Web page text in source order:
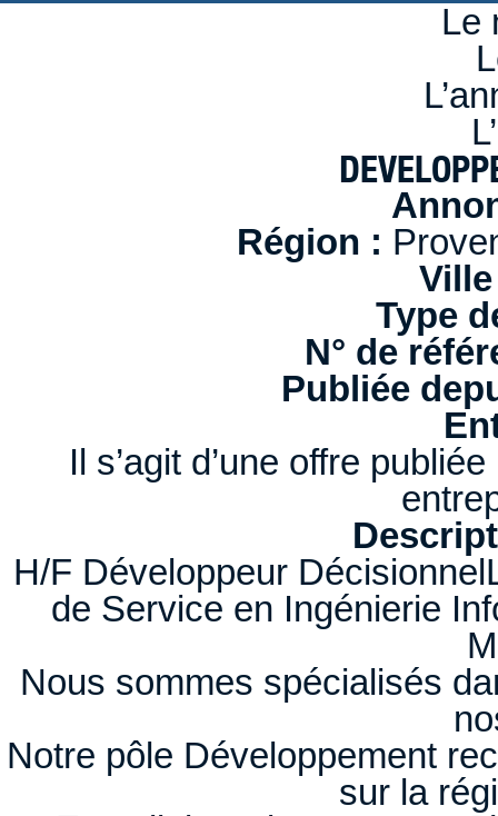
Le
Région :
Type
N° de
Publiée
Il s’agit d’une offre
H/F Développeur
de Service en Ingénierie
Nous sommes spécialisés
Notre pôle Développement
sur la